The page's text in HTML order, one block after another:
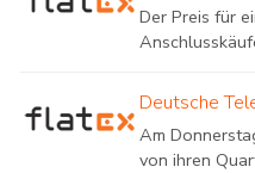
Der Preis für
Deutsche
Am
von ihren